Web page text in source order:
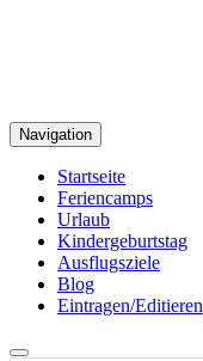
Navigation
Startseite
Feriencamps
Urlaub
Kindergeburtstag
Ausflugsziele
Blog
Eintragen/Editieren